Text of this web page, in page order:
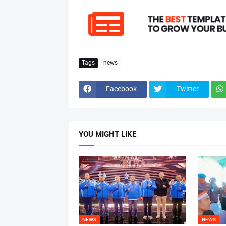
Tags news
Facebook Twitter
YOU MIGHT LIKE
NEWS NEWS